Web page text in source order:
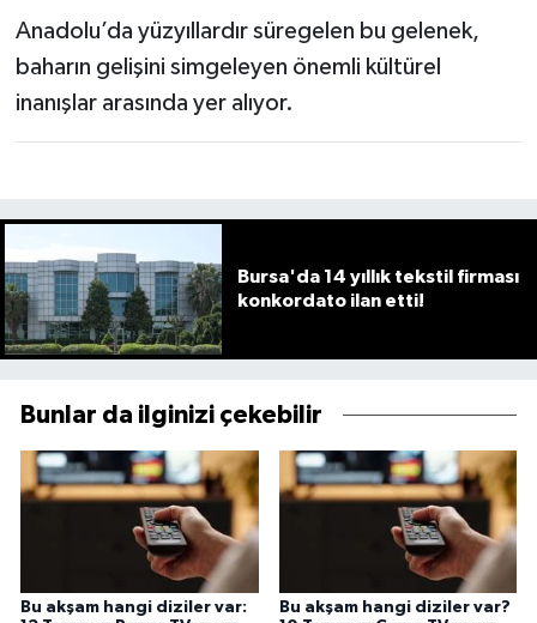
Anadolu’da yüzyıllardır süregelen bu gelenek,
baharın gelişini simgeleyen önemli kültürel
inanışlar arasında yer alıyor.
Bursa'da 14 yıllık tekstil firması
konkordato ilan etti!
Bunlar da ilginizi çekebilir
Bu akşam hangi diziler var:
Bu akşam hangi diziler var?